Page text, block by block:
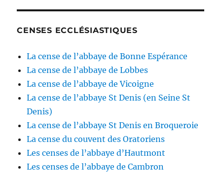
CENSES ECCLÉSIASTIQUES
La cense de l’abbaye de Bonne Espérance
La cense de l’abbaye de Lobbes
La cense de l’abbaye de Vicoigne
La cense de l’abbaye St Denis (en Seine St
Denis)
La cense de l’abbaye St Denis en Broqueroie
La cense du couvent des Oratoriens
Les censes de l’abbaye d’Hautmont
Les censes de l’abbaye de Cambron